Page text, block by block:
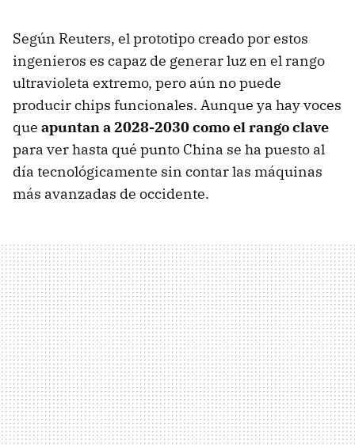
Según Reuters, el prototipo creado por estos
ingenieros es capaz de generar luz en el rango
ultravioleta extremo, pero aún no puede
producir chips funcionales. Aunque ya hay voces
que apuntan a 2028-2030 como el rango clave
para ver hasta qué punto China se ha puesto al
día tecnológicamente sin contar las máquinas
más avanzadas de occidente.